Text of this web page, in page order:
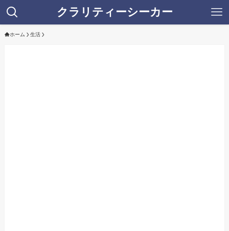
クラリティーシーカー
ホーム 生活